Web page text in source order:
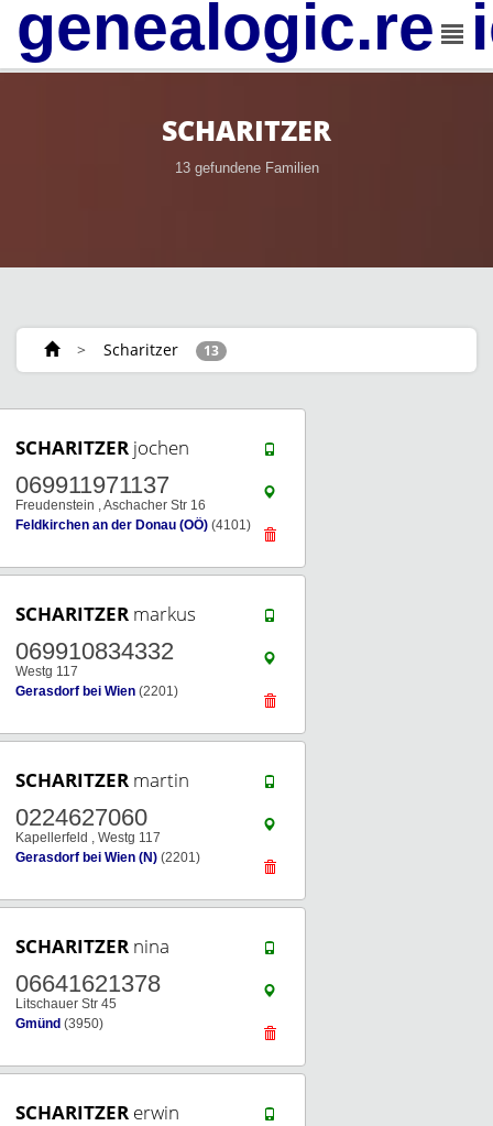
SCHARITZER
13 gefundene Familien
> Scharitzer 13
SCHARITZER jochen
069911971137
Freudenstein , Aschacher Str 16
Feldkirchen an der Donau (OÖ) (4101)
SCHARITZER markus
069910834332
Westg 117
Gerasdorf bei Wien (2201)
SCHARITZER martin
0224627060
Kapellerfeld , Westg 117
Gerasdorf bei Wien (N) (2201)
SCHARITZER nina
06641621378
Litschauer Str 45
Gmünd (3950)
SCHARITZER erwin